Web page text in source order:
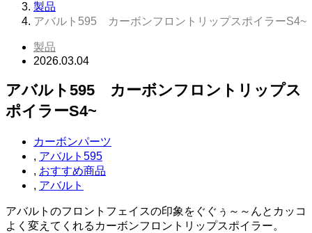
製品
アバルト595 カーボンフロントリップスポイラーS4~
製品
2026.03.04
アバルト595 カーボンフロントリップス
ポイラーS4~
カーボンパーツ
, アバルト595
, おすすめ商品
, アバルト
アバルトのフロントフェイスの印象をぐぐぅ～～んとカッコ
よく変えてくれるカーボンフロントリップスポイラー。